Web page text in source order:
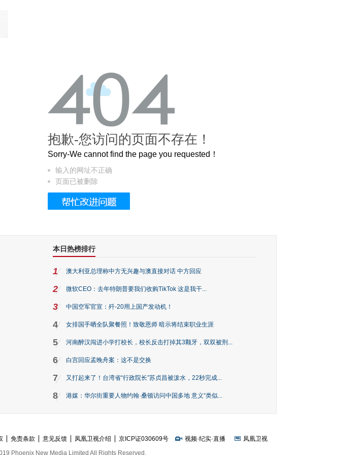
底有多美？
抱歉-您访问的页面不存在！
Sorry-We cannot find the page you requested！
输入的网址不正确
页面已被删除
本日热榜排行
1 澳大利亚总理称中方无兴趣与澳直接对话 中方回应
2 微软CEO：去年特朗普要我们收购TikTok 这是我干...
3 中国空军官宣：歼-20用上国产发动机！
4 女排国手晒全队聚餐照！致敬恩师 暗示将结束职业生涯
5 河南醉汉闯进小学打校长，校长反击打掉其3颗牙，双双被刑...
6 白宫回应孟晚舟案：这不是交换
7 又打起来了！台湾省“行政院长”苏贞昌被泼水，22秒完成...
8 港媒：华尔街重要人物约翰·桑顿访问中国多地 意义“类似...
免责条款 意见反馈 凤凰卫视介绍 京ICP证030609号 视频·纪实·直播
凤凰卫视
Phoenix New Media Limited All Rights Reserved.